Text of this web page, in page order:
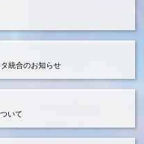
統合のお知らせ
いて